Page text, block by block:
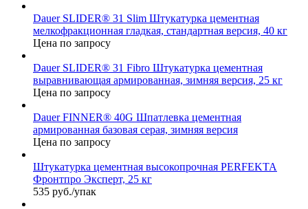
Dauer SLIDER® 31 Slim Штукатурка цементная
мелкофракционная гладкая, стандартная версия, 40 кг
Цена по запросу
Dauer SLIDER® 31 Fibro Штукатурка цементная
выравнивающая армированная, зимняя версия, 25 кг
Цена по запросу
Dauer FINNER® 40G Шпатлевка цементная
армированная базовая серая, зимняя версия
Цена по запросу
Штукатурка цементная высокопрочная PERFEKTA
Фронтпро Эксперт, 25 кг
535 руб./упак